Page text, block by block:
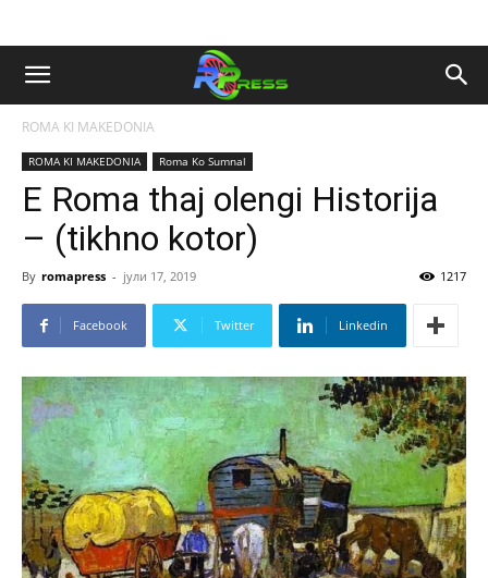
ROMA KI MAKEDONIA
ROMA KI MAKEDONIA Roma Ko Sumnal
E Roma thaj olengi Historija
– (tikhno kotor)
By romapress - јули 17, 2019 1217
Facebook Twitter Linkedin